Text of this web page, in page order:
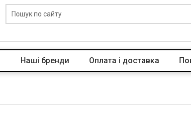
Наші бренди Оплата і доставка